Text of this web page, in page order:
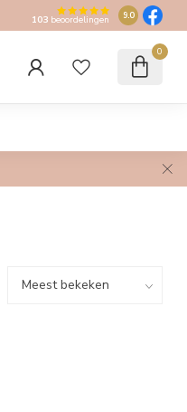
103 beoordelingen 9.0
0